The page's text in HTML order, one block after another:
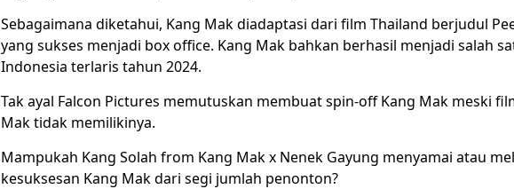
Sebagaimana diketahui, Kang Mak diadaptasi dari film Thailand berjudul
yang sukses menjadi box office. Kang Mak bahkan berhasil menjadi salah
Indonesia terlaris tahun 2024.
Tak ayal Falcon Pictures memutuskan membuat spin-off Kang Mak meski
Maktidak memilikinya.
Mampukah Kang Solah from Kang Mak x Nenek Gayung menyamai atau
kesuksesan Kang Mak dari segi jumlah penonton?